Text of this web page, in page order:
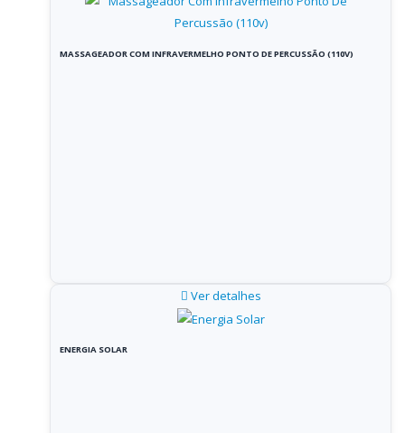
MASSAGEADOR COM INFRAVERMELHO PONTO DE PERCUSSÃO (110V)
Ver detalhes
ENERGIA SOLAR